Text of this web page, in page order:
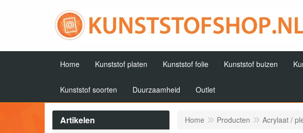
Home Kunststof platen Kunststof folie Kunststof buizen
Kunststof soorten Duurzaamheid Outlet
Artikelen Home Producten Acrylaat /